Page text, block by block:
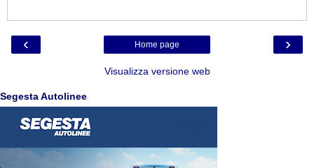
‹ ›
Home page
Visualizza versione web
Segesta Autolinee